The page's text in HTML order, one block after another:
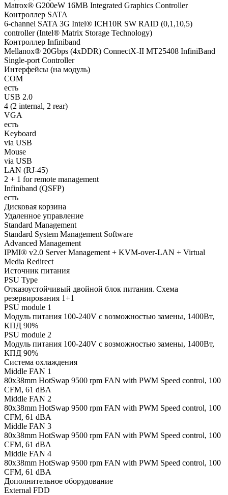
Matrox® G200eW 16MB Integrated Graphics Controller
Контроллер SATA
6-channel SATA 3G Intel® ICH10R SW RAID (0,1,10,5)
controller (Intel® Matrix Storage Technology)
Контроллер Infiniband
Mellanox® 20Gbps (4xDDR) ConnectX-II MT25408 InfiniBand
Single-port Controller
Интерфейсы (на модуль)
COM
есть
USB 2.0
4 (2 internal, 2 rear)
VGA
есть
Keyboard
via USB
Mouse
via USB
LAN (RJ-45)
2 + 1 for remote management
Infiniband (QSFP)
есть
Дисковая корзина
Удаленное управление
Standard Management
Standard System Management Software
Advanced Management
IPMI® v2.0 Server Management + KVM-over-LAN + Virtual
Media Redirect
Источник питания
PSU Type
Отказоустойчивый двойной блок питания. Схема
резервирования 1+1
PSU module 1
Модуль питания 100-240V с возможностью замены, 1400Вт,
КПД 90%
PSU module 2
Модуль питания 100-240V с возможностью замены, 1400Вт,
КПД 90%
Система охлаждения
Middle FAN 1
80х38mm HotSwap 9500 rpm FAN with PWM Speed control, 100
CFM, 61 dBA
Middle FAN 2
80х38mm HotSwap 9500 rpm FAN with PWM Speed control, 100
CFM, 61 dBA
Middle FAN 3
80х38mm HotSwap 9500 rpm FAN with PWM Speed control, 100
CFM, 61 dBA
Middle FAN 4
80х38mm HotSwap 9500 rpm FAN with PWM Speed control, 100
CFM, 61 dBA
Дополнительное оборудование
External FDD